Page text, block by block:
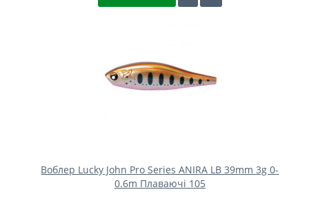
Воблер Lucky John Pro Series ANIRA LB 39mm 3g 0-
0.6m Плаваючі 105